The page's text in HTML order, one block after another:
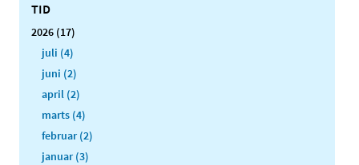
TID
2026 (17)
juli (4)
juni (2)
april (2)
marts (4)
februar (2)
januar (3)